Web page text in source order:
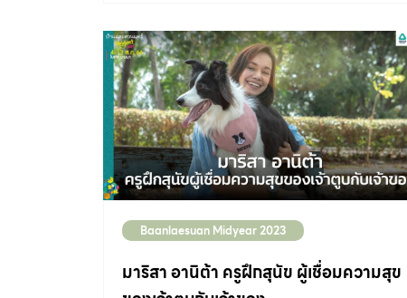
การติดตั้งของกำแพงได้ตามความต้องการ โดย
ระยะการติดตั้งของอุปกรณ์ อ้างอิงจากขนาดตัว
ของน้องแมวที่ขนาดตัวเล็กไปจนถึงขนาดใหญ่
ทำให้ผลงานผนังน้องแมวชิ้นนี้สามารถใช้งานได้
ตลอดช่วงชีวิตของแมวตัวหนึ่งได้ อีกทั้งยังคำนึง
ถึงการเพิ่มปฏิสัมพันธ์ของคนและแมวด้วยผู้
ออกแบบ : คุณจิรกฤต ปะติโก และคุณอภิชญา
กสิกรรม […]
Baanlaesuan Midyear 2023
มาริสา อานิต้า ครูฝึกสุนัข ผู้เชื่อมความสุข